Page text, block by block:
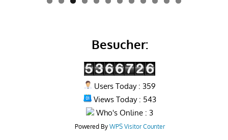
0 1 2
Besucher:
Users Today : 359
Views Today : 543
Who's Online : 3
Powered By WPS Visitor Counter